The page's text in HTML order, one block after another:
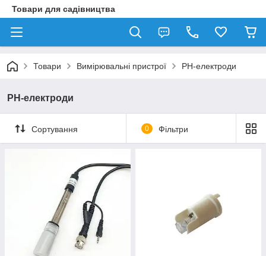
Товари для садівництва
Товари Вимірювальні пристрої PH-електроди
PH-електроди
Сортування 0 Фільтри